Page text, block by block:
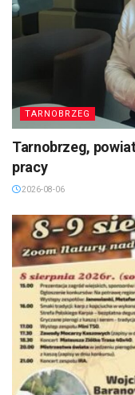
TARNOBRZEG
Tarnobrzeg,
pracy
2026-08-06